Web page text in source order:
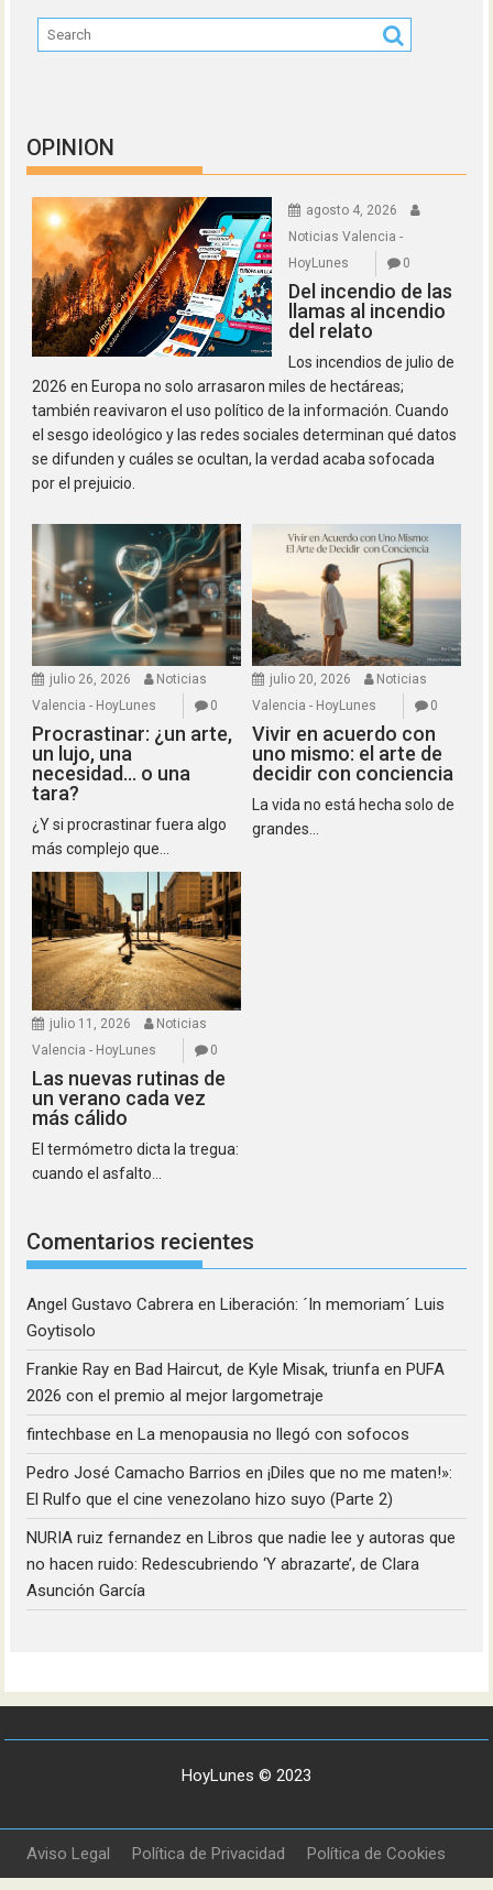
OPINION
agosto 4, 2026
Noticias Valencia -
HoyLunes
0
Del incendio de las
llamas al incendio
del relato
Los incendios de julio de
2026 en Europa no solo arrasaron miles de hectáreas;
también reavivaron el uso político de la información. Cuando
el sesgo ideológico y las redes sociales determinan qué datos
se difunden y cuáles se ocultan, la verdad acaba sofocada
por el prejuicio.
julio 26, 2026
Noticias
Valencia - HoyLunes
0
Procrastinar: ¿un arte,
un lujo, una
necesidad… o una
tara?
¿Y si procrastinar fuera algo
más complejo que...
julio 20, 2026
Noticias
Valencia - HoyLunes
0
Vivir en acuerdo con
uno mismo: el arte de
decidir con conciencia
La vida no está hecha solo de
grandes...
julio 11, 2026
Noticias
Valencia - HoyLunes
0
Las nuevas rutinas de
un verano cada vez
más cálido
El termómetro dicta la tregua:
cuando el asfalto...
Comentarios recientes
Angel Gustavo Cabrera en Liberación: ´In memoriam´ Luis
Goytisolo
Frankie Ray en Bad Haircut, de Kyle Misak, triunfa en PUFA
2026 con el premio al mejor largometraje
fintechbase en La menopausia no llegó con sofocos
Pedro José Camacho Barrios en¡Diles que no me maten!»:
El Rulfo que el cine venezolano hizo suyo (Parte 2)
NURIA ruiz fernandez en Libros que nadie lee y autoras que
no hacen ruido: Redescubriendo ‘Y abrazarte’, de Clara
Asunción García
HoyLunes © 2023
Aviso Legal Política de Privacidad Política de Cookies